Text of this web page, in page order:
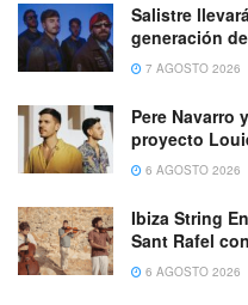
Salistre
generación
7 AGOSTO 2026
Pere Navarro
proyecto
6 AGOSTO 2026
Ibiza String
Sant Rafel
6 AGOSTO 2026